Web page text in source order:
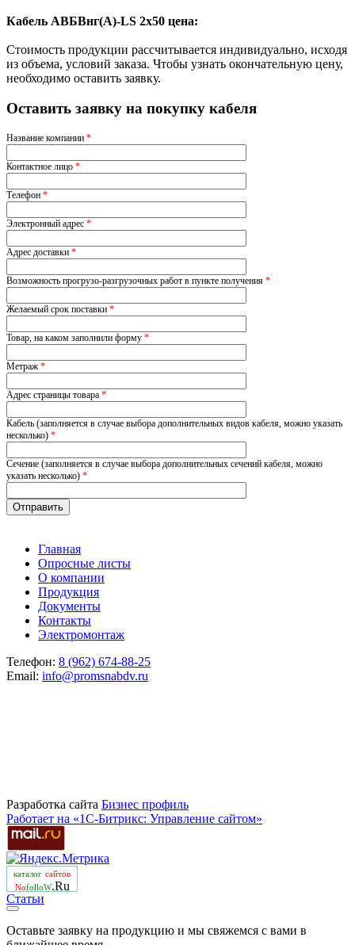
Кабель АВБВнг(A)-LS 2х50 цена:
Стоимость продукции рассчитывается индивидуально, исходя
из объема, условий заказа. Чтобы узнать окончательную цену,
необходимо оставить заявку.
Оставить заявку на покупку кабеля
Название компании *
Контактное лицо *
Телефон *
Электронный адрес *
Адрес доставки *
Возможность прогрузо-разгрузочных работ в пункте получения *
Желаемый срок поставки *
Товар, на каком заполнили форму *
Метраж*
Адрес страницы товара *
Кабель (заполняется в случае выбора дополнительных видов кабеля, можно указать
несколько) *
Сечение (заполняется в случае выбора дополнительных сечений кабеля, можно
указать несколько) *
Главная
Опросные листы
О компании
Продукция
Документы
Контакты
Электромонтаж
Телефон: 8 (962) 674-88-25
Email: info@promsnabdv.ru
Разработка сайта Бизнеc профиль
Работает на «1С-Битрикс: Управление сайтом»
каталог сайтов
NofolloW.Ru
Статьи
Оставьте заявку на продукцию и мы свяжемся с вами в